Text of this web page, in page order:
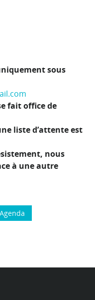
sous
fait office de
liste d’attente est
nous
à une autre